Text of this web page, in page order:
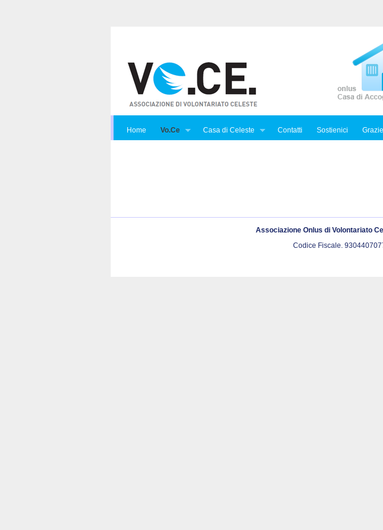
Home Vo.Ce Casa di Celeste Contatti Sostienici
Associazione Onlus di Volontariato
Codice Fiscale.